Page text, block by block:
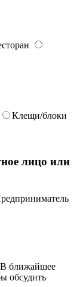
Клещи/блоки
лицо или
ближайшее
обсудить